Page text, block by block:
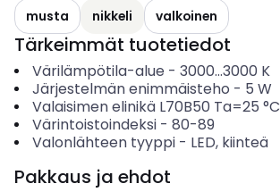
musta nikkeli valkoinen
Tärkeimmät tuotetiedot
Värilämpötila-alue - 3000...3000 K
Järjestelmän enimmäisteho - 5 W
Valaisimen elinikä L70B50 Ta=25 °C
Värintoistoindeksi- 80-89
Valonlähteen tyyppi- LED, kiinteä
Pakkaus ja ehdot